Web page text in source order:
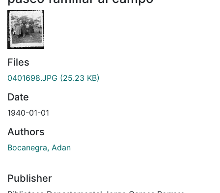
Files
0401698.JPG (25.23 KB)
Date
1940-01-01
Authors
Bocanegra, Adan
Publisher